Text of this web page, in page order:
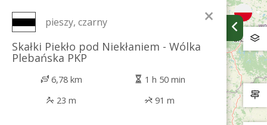
×
pieszy, czarny
Skałki Piekło pod Niekłaniem - Wólka
Plebańska PKP
6,78 km
1 h 50 min
23 m
91 m